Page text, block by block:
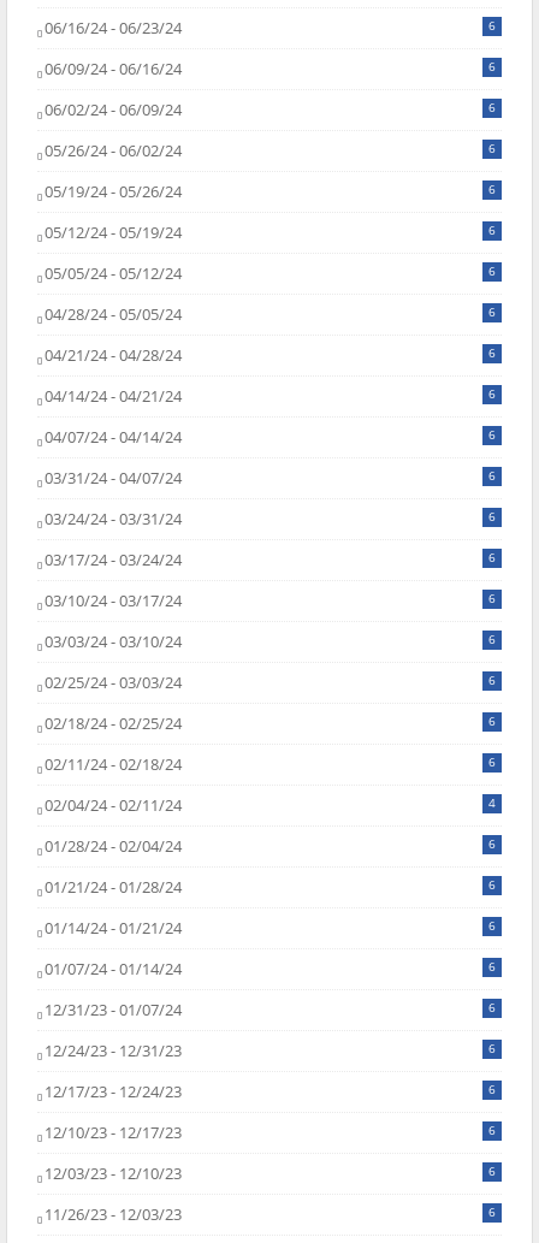
06/16/24 - 06/23/24 6
06/09/24 - 06/16/24 6
06/02/24 - 06/09/24 6
05/26/24 - 06/02/24 6
05/19/24 - 05/26/24 6
05/12/24 - 05/19/24 6
05/05/24 - 05/12/24 6
04/28/24 - 05/05/24 6
04/21/24 - 04/28/24 6
04/14/24 - 04/21/24 6
04/07/24 - 04/14/24 6
03/31/24 - 04/07/24 6
03/24/24 - 03/31/24 6
03/17/24 - 03/24/24 6
03/10/24 - 03/17/24 6
03/03/24 - 03/10/24 6
02/25/24 - 03/03/24 6
02/18/24 - 02/25/24 6
02/11/24 - 02/18/24 6
02/04/24 - 02/11/24 4
01/28/24 - 02/04/24 6
01/21/24 - 01/28/24 6
01/14/24 - 01/21/24 6
01/07/24 - 01/14/24 6
12/31/23 - 01/07/24 6
12/24/23 - 12/31/23 6
12/17/23 - 12/24/23 6
12/10/23 - 12/17/23 6
12/03/23 - 12/10/23 6
11/26/23 - 12/03/23 6